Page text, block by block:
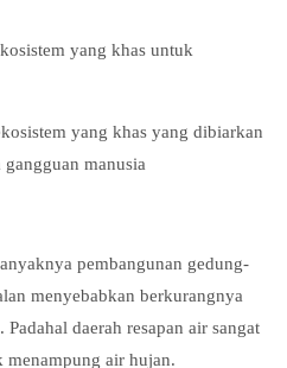
yang khas untuk
yang khas yang dibiarkan
manusia
pembangunan gedung-
menyebabkan berkurangnya
daerah resapan air sangat
air hujan.